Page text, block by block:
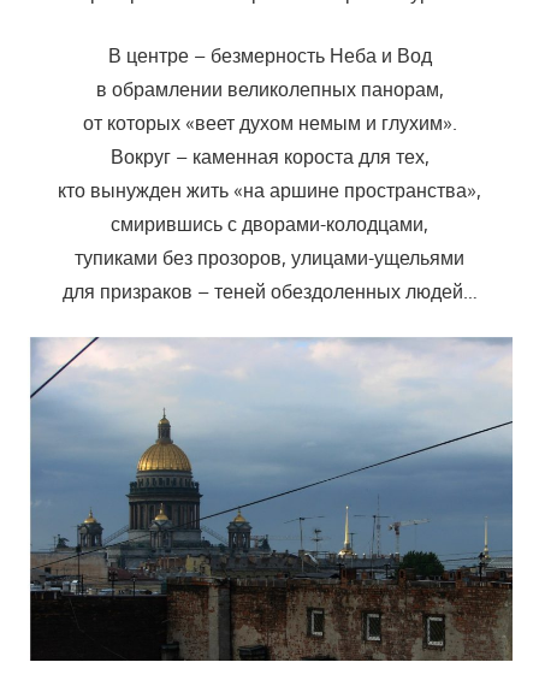
В центре – безмерность Неба и Вод
в обрамлении великолепных панорам,
от которых «веет духом немым и глухим».
Вокруг – каменная короста для тех,
кто вынужден жить «на аршине пространства»,
смирившись с дворами-колодцами,
тупиками без прозоров, улицами-ущельями
для призраков – теней обездоленных людей…